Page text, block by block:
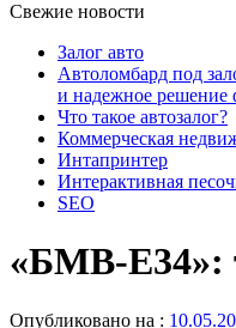
Свежие новости
Залог авто
Автоломбард под
и надежное решение
Что такое автозалог?
Коммерческая
Интапринтер
Интерактивная
SEO
«БМВ-Е34»:
Опубликовано на :